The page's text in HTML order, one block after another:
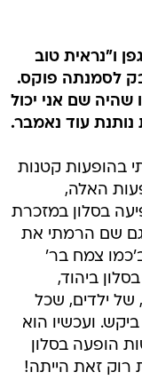
ו"נראית טוב
לסמנתה פוקס.
שם אני יכול
עוד נאמבר.
בהופעות קטנות
האלה,
בסלון במזכרת
גם שם הרמתי את
צמח בר'
ביהוד,
של ילדים, שכל
ועכשיו הוא
הופעה בסלון
רוק זאת הייתה!